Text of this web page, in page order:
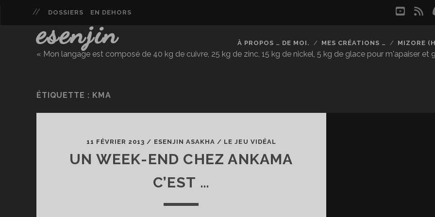
DOSSIERS EN DEHORS
esenjin
« Mon langage est composé de 40 kg de cuivre, 25 kg de zinc, 15 kg de nickel, 5 kg de glace pour m'apaiser et
À PROPOS … DE MOI. MES CRÉATIONS … MIZORE
ÉTIQUETTE : KMA
11 FÉVRIER 2013 / ESENJIN ASAKHA / LE JEU VIDÉAL
UN WEEK-END CHEZ ANKAMA
C’EST …